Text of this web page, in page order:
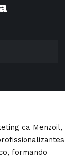
da Menzoil,
formando